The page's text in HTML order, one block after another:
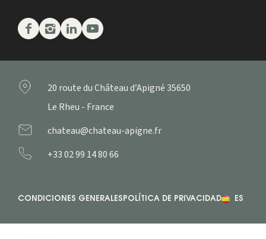
Facebook
Instagram
LinkedinYoutube
20 route du Château d’Apigné35650
Le Rheu - France
chateau@chateau-apigne.fr
+33 02 99 14 80 66
CONDICIONES GENERALES POLÍTICA DE PRIVACIDAD ES